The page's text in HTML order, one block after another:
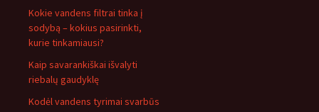
Kokie vandens filtrai tinka į
sodybą – kokius pasirinkti,
kurie tinkamiausi?
Kaip savarankiškai išvalyti
riebalų gaudyklę
Kodėl vandens tyrimai svarbūs